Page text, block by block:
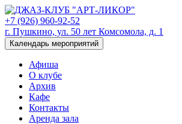
+7 (926) 960-92-52
г. Пушкино, ул. 50 лет Комсомола, д. 1
Календарь мероприятий
Афиша
О клубе
Архив
Кафе
Контакты
Аренда зала